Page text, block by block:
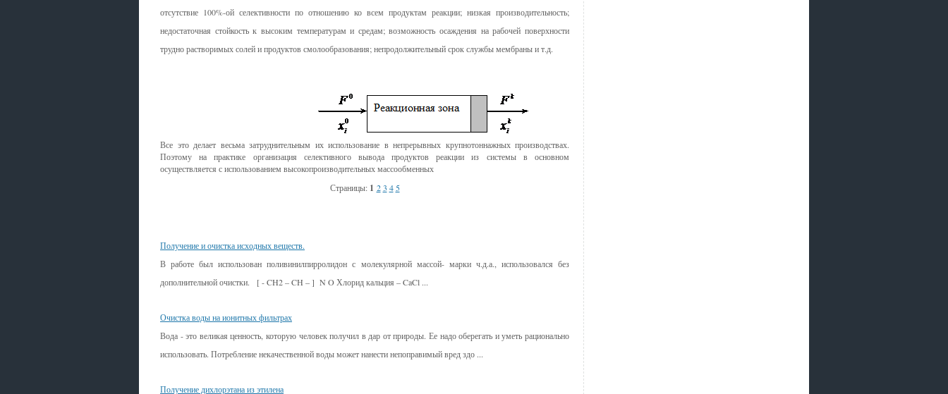
отсутствие 100%-ой селективности по отношению ко всем продуктам реакции; низкая производительность;
недостаточная стойкость к высоким температурам и средам; возможность осаждения на рабочей поверхности
трудно растворимых солей и продуктов смолообразования; непродолжительный срок службы мембраны и т.д.
Все это делает весьма затруднительным их использование в непрерывных крупнотоннажных производствах.
Поэтому на практике организация селективного вывода продуктов реакции из системы в основном
осуществляется с использованием высокопроизводительных массообменных
Страницы: 1 2 3 4 5
Получение и очистка исходных веществ.
В работе был использован поливинилпирролидон с молекулярной массой- марки ч.д.а., использовался без
дополнительной очистки. [ - CH2 – CH – ] N O Хлорид кальция – CaCl ...
Очистка воды на ионитных фильтрах
Вода - это великая ценность, которую человек получил в дар от природы. Ее надо оберегать и уметь рационально
использовать. Потребление некачественной воды может нанести непоправимый вред здо ...
Получение дихлорэтана из этилена